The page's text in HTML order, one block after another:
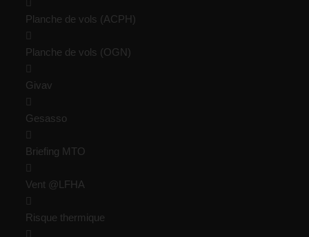
Planche de vols (ACPH)
Planche de vols (OGN)
Givav
Gesasso
Briefing MTO
Vent @LFHA
Risque thermique